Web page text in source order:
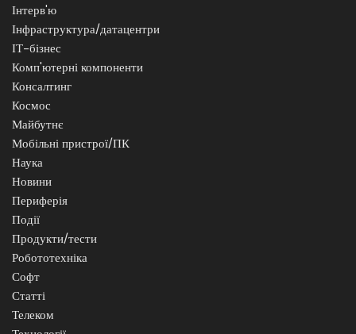
Інтерв'ю
Інфраструктура/датацентри
ІТ-бізнес
Комп'ютерні компоненти
Консалтинг
Космос
Майбутнє
Мобільні пристрої/ПК
Наука
Новини
Периферія
Події
Продукти/тести
Робототехніка
Софт
Статті
Телеком